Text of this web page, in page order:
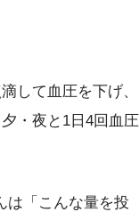
して血圧を下げ、
・夜と1日4回血圧
は「こんな量を投